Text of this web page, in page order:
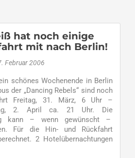
hat noch einige
mit nach Berlin!
Februar 2006
schönes Wochenende in Berlin
der „Dancing Rebels“ sind noch
Freitag, 31. März, 6 Uhr –
2. April ca. 21 Uhr. Die
kann – wenn gewünscht –
Für die Hin- und Rückfahrt
2 Hotelübernachtungen